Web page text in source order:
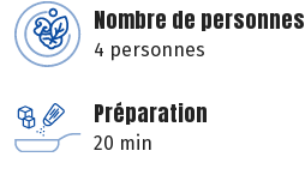
Nombre de personnes
4 personnes
Préparation
20 min